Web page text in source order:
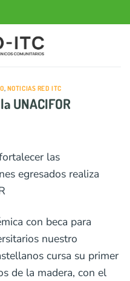
, NOTICIAS RED ITC
UNACIFOR
las
egresados realiza
con beca para
nuestro
cursa su primer
de la madera, con el